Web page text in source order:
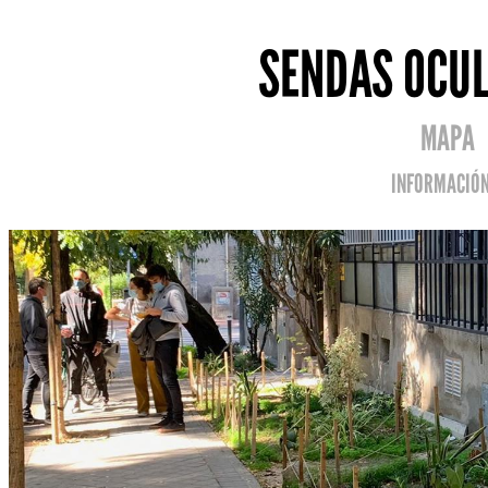
SENDAS
MAPA